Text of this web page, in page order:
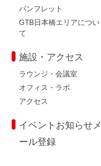
パンフレット
GTB日本橋エリアについ
て
施設・アクセス
ラウンジ・会議室
オフィス・ラボ
アクセス
イベントお知らせメ
ール登録